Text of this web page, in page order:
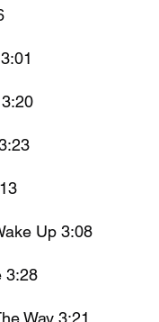
3:01
Up 3:08
3:28
Way 3:21